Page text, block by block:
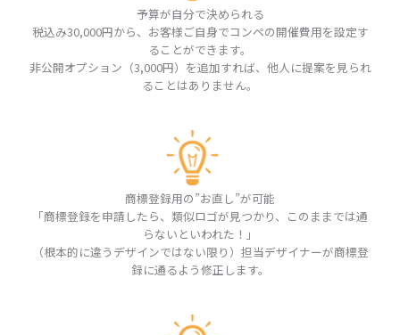
予算が自分で決められる
税込み30,000円から、お客様ご自身でコンペの開催費用を設定す
ることができます。
非公開オプション（3,000円）を追加すれば、他人に提案を見られ
ることはありません。
商標登録用の”お直し”が可能
「商標登録を申請したら、類似ロゴが見つかり、このままでは通
らないといわれた！」
（根本的に違うデザインではない限り）担当デザイナーが商標登
録に通るよう修正します。